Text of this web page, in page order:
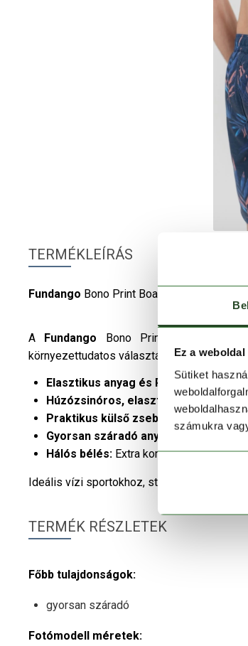
Ez a
Sütiket
számukra
TERMÉKLEÍRÁS
Fundango Bono Print Boardshort –
A Fundango Bono Print Boardshort
környezettudatos választás a nyári napokra.
Elasztikus anyag és Regular Fit
Húzózsinóros, elasztikus derékrész:
Praktikus külső zsebek:
Biztonságos
Gyorsan száradó anyag:
Maximális
Hálós bélés: Extra komfort és
Ideális vízi sportokhoz, strandoláshoz vagy
TERMÉK RÉSZLETEK
Főbb tulajdonságok:
gyorsan száradó
Fotómodell méretek: